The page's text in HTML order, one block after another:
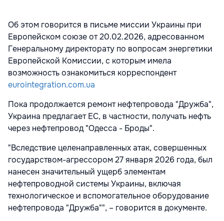
Об этом говорится в письме миссии Украины при
Европейском союзе от 20.02.2026, адресованном
Генеральному директорату по вопросам энергетики
Европейской Комиссии, с которым имела
возможность ознакомиться корреспондент
eurointegration.com.ua
Пока продолжается ремонт нефтепровода "Дружба",
Украина предлагает ЕС, в частности, получать нефть
через нефтепровод "Одесса - Броды".
"Вследствие целенаправленных атак, совершенных
государством-агрессором 27 января 2026 года, был
нанесен значительный ущерб элементам
нефтепроводной системы Украины, включая
технологическое и вспомогательное оборудование
нефтепровода "Дружба"", – говорится в документе.